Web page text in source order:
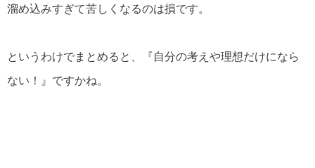
溜め込みすぎて苦しくなるのは損です。
というわけでまとめると、『自分の考えや理想だけになら
ない！』ですかね。